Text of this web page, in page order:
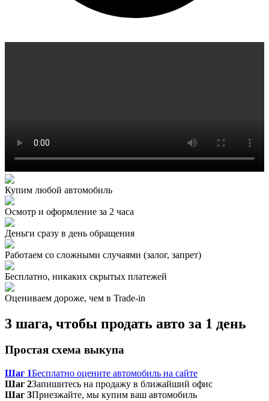
Купим любой автомобиль
Осмотр и оформление за 2 часа
Деньги сразу в день обращения
Работаем со сложными случаями (залог, запрет)
Бесплатно, никаких скрытых платежей
Оцениваем дороже, чем в Trade‑in
3 шага, чтобы продать авто за 1 день
Простая схема выкупа
Шаг 1Бесплатно оцените автомобиль на сайте
Шаг 2Запишитесь на продажу в ближайший офис
Шаг 3Приезжайте, мы купим ваш автомобиль